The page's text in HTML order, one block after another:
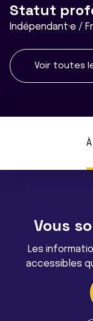
Statut
Indépendant·e /
Voir toutes
Vous
Les
accessibles